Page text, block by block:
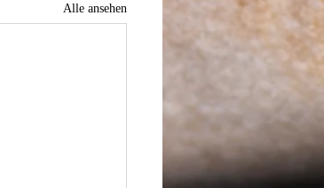
Alle ansehen